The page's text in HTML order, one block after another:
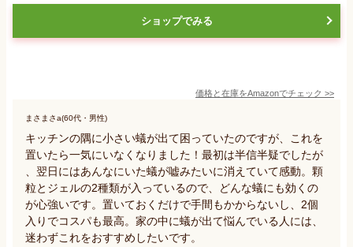
ショップでみる
価格と在庫をAmazonでチェック >>
まさまさa(60代・男性)
キッチンの隅に小さい蟻が出て困っていたのですが、これを
置いたら一気にいなくなりました！最初は半信半疑でしたが
、翌日にはあんなにいた蟻が嘘みたいに消えていて感動。顆
粒とジェルの2種類が入っているので、どんな蟻にも効くの
が心強いです。置いておくだけで手間もかからないし、2個
入りでコスパも最高。家の中に蟻が出て悩んでいる人には、
迷わずこれをおすすめしたいです。